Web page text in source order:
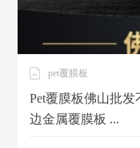
pet覆膜板
Pet覆膜板佛山批
边金属覆膜板 ...